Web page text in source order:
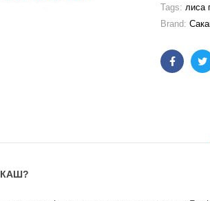
Tags: лиса
Brand: